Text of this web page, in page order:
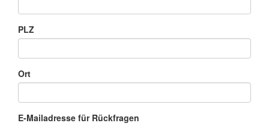
PLZ
Ort
E-Mailadresse für Rückfragen